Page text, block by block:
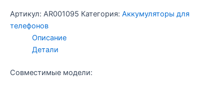
Артикул: AR001095 Категория: Аккумуляторы для
телефонов
Описание
Детали
Совместимые модели: